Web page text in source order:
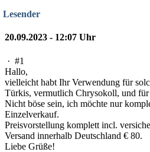
Lesender
20.09.2023 - 12:07 Uhr
· #1
Hallo,
vielleicht habt Ihr Verwendung für
Türkis, vermutlich Chrysokoll, und für
Nicht böse sein, ich möchte nur
Einzelverkauf.
Preisvorstellung komplett incl.
Versand innerhalb Deutschland € 80.
Liebe Grüße!